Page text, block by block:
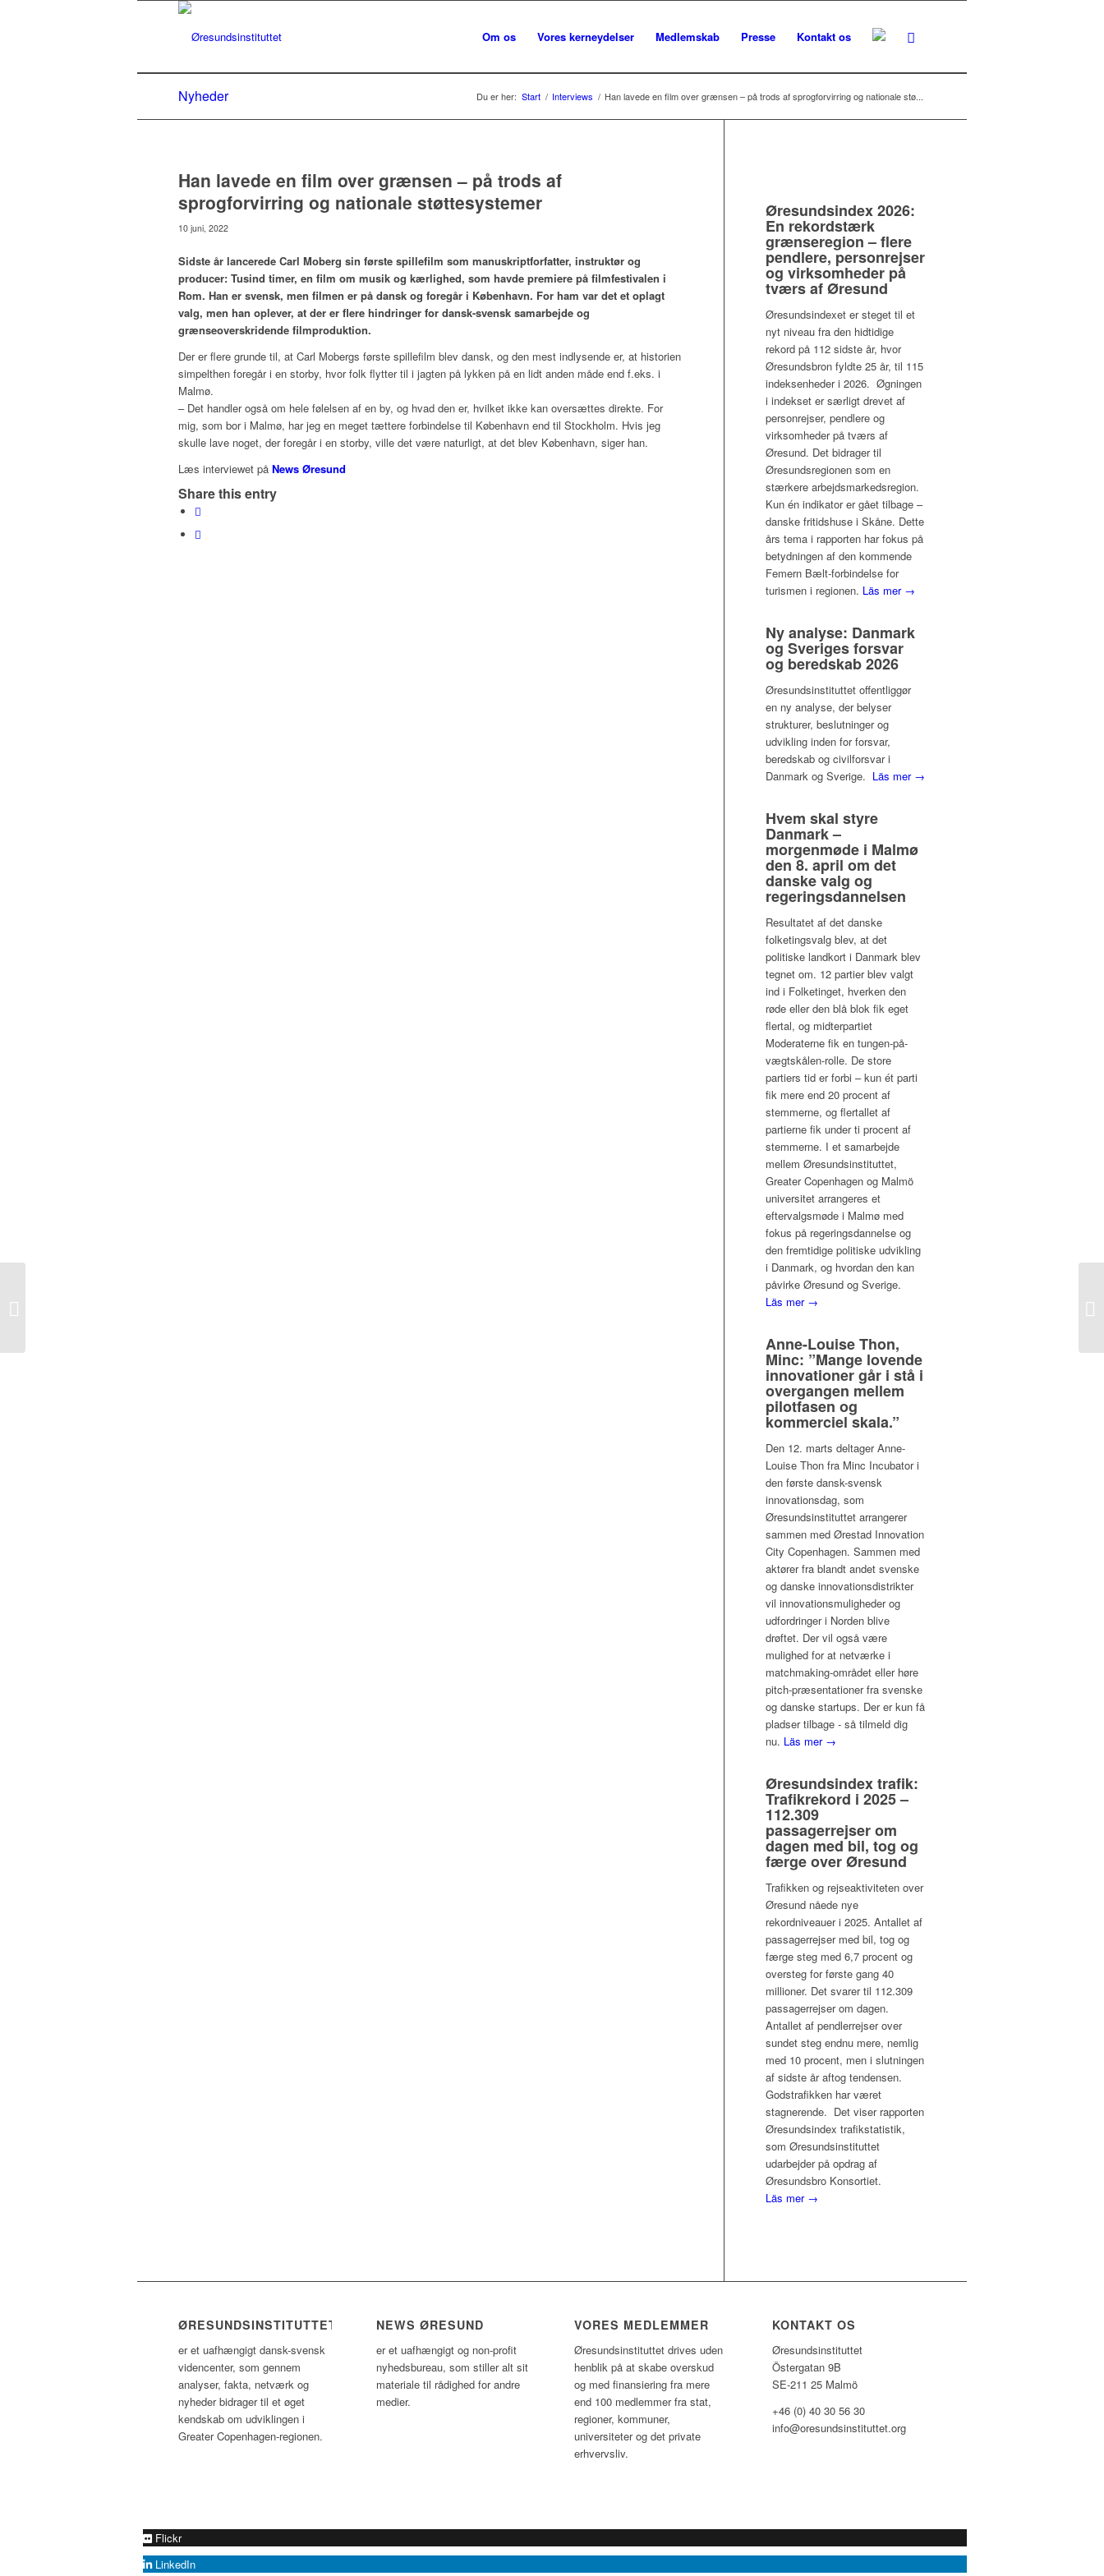
Om os Vores kerneydelser Medlemskab Presse Kontakt os
Nyheder Du er her: Start / Interviews / Han lavede en film over grænsen – på trods af sprogforvirring og nationale stø...
Han lavede en film over grænsen – på trods af
sprogforvirring og nationale støttesystemer
10 juni, 2022
Sidste år lancerede Carl Moberg sin første spillefilm som manuskriptforfatter, instruktør og
producer: Tusind timer, en film om musik og kærlighed, som havde premiere på filmfestivalen i
Rom. Han er svensk, men filmen er på dansk og foregår i København. For ham var det et oplagt
valg, men han oplever, at der er flere hindringer for dansk-svensk samarbejde og
grænseoverskridende filmproduktion.
Der er flere grunde til, at Carl Mobergs første spillefilm blev dansk, og den mest indlysende er, at historien
simpelthen foregår i en storby, hvor folk flytter til i jagten på lykken på en lidt anden måde end f.eks. i
Malmø.
– Det handler også om hele følelsen af en by, og hvad den er, hvilket ikke kan oversættes direkte. For
mig, som bor i Malmø, har jeg en meget tættere forbindelse til København end til Stockholm. Hvis jeg
skulle lave noget, der foregår i en storby, ville det være naturligt, at det blev København, siger han.
Læs interviewet på News Øresund
Share this entry
Øresundsindex 2026:
En rekordstærk
grænseregion – flere
pendlere, personrejser
og virksomheder på
tværs af Øresund
Øresundsindexet er steget til et
nyt niveau fra den hidtidige
rekord på 112 sidste år, hvor
Øresundsbron fyldte 25 år, til 115
indeksenheder i 2026. Øgningen
i indekset er særligt drevet af
personrejser, pendlere og
virksomheder på tværs af
Øresund. Det bidrager til
Øresundsregionen som en
stærkere arbejdsmarkedsregion.
Kun én indikator er gået tilbage –
danske fritidshuse i Skåne. Dette
års tema i rapporten har fokus på
betydningen af den kommende
Femern Bælt-forbindelse for
turismen i regionen. Läs mer →
Ny analyse: Danmark
og Sveriges forsvar
og beredskab 2026
Øresundsinstituttet offentliggør
en ny analyse, der belyser
strukturer, beslutninger og
udvikling inden for forsvar,
beredskab og civilforsvar i
Danmark og Sverige. Läs mer →
Hvem skal styre
Danmark –
morgenmøde i Malmø
den 8. april om det
danske valg og
regeringsdannelsen
Resultatet af det danske
folketingsvalg blev, at det
politiske landkort i Danmark blev
tegnet om. 12 partier blev valgt
ind i Folketinget, hverken den
røde eller den blå blok fik eget
flertal, og midterpartiet
Moderaterne fik en tungen-på-
vægtskålen-rolle. De store
partiers tid er forbi – kun ét parti
fik mere end 20 procent af
stemmerne, og flertallet af
partierne fik under ti procent af
stemmerne. I et samarbejde
mellem Øresundsinstituttet,
Greater Copenhagen og Malmö
universitet arrangeres et
eftervalgsmøde i Malmø med
fokus på regeringsdannelse og
den fremtidige politiske udvikling
i Danmark, og hvordan den kan
påvirke Øresund og Sverige.
Läs mer →
Anne-Louise Thon,
Minc: ”Mange lovende
innovationer går i stå i
overgangen mellem
pilotfasen og
kommerciel skala.”
Den 12. marts deltager Anne-
Louise Thon fra Minc Incubator i
den første dansk-svensk
innovationsdag, som
Øresundsinstituttet arrangerer
sammen med Ørestad Innovation
City Copenhagen. Sammen med
aktører fra blandt andet svenske
og danske innovationsdistrikter
vil innovationsmuligheder og
udfordringer i Norden blive
drøftet. Der vil også være
mulighed for at netværke i
matchmaking-området eller høre
pitch-præsentationer fra svenske
og danske startups. Der er kun få
pladser tilbage - så tilmeld dig
nu. Läs mer →
Øresundsindex trafik:
Trafikrekord i 2025 –
112.309
passagerrejser om
dagen med bil, tog og
færge over Øresund
Trafikken og rejseaktiviteten over
Øresund nåede nye
rekordniveauer i 2025. Antallet af
passagerrejser med bil, tog og
færge steg med 6,7 procent og
oversteg for første gang 40
millioner. Det svarer til 112.309
passagerrejser om dagen.
Antallet af pendlerrejser over
sundet steg endnu mere, nemlig
med 10 procent, men i slutningen
af sidste år aftog tendensen.
Godstrafikken har været
stagnerende. Det viser rapporten
Øresundsindex trafikstatistik,
som Øresundsinstituttet
udarbejder på opdrag af
Øresundsbro Konsortiet.
Läs mer →
ØRESUNDSINSTITUTTET
er et uafhængigt dansk-svensk
videncenter, som gennem
analyser, fakta, netværk og
nyheder bidrager til et øget
kendskab om udviklingen i
Greater Copenhagen-regionen.
NEWS ØRESUND
er et uafhængigt og non-profit
nyhedsbureau, som stiller alt sit
materiale til rådighed for andre
medier.
VORES MEDLEMMER
Øresundsinstituttet drives uden
henblik på at skabe overskud
og med finansiering fra mere
end 100 medlemmer fra stat,
regioner, kommuner,
universiteter og det private
erhvervsliv.
KONTAKT OS
Øresundsinstituttet
Östergatan 9B
SE-211 25 Malmö
+46 (0) 40 30 56 30
info@oresundsinstituttet.org
Flickr
LinkedIn